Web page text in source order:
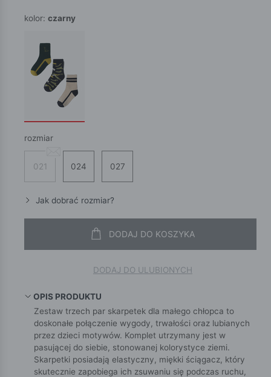
kolor: czarny
rozmiar
021 024 027
Jak dobrać rozmiar?
DODAJ DO KOSZYKA
DODAJ DO ULUBIONYCH
OPIS PRODUKTU
Zestaw trzech par skarpetek dla małego chłopca to
doskonałe połączenie wygody, trwałości oraz lubianych
przez dzieci motywów. Komplet utrzymany jest w
pasującej do siebie, stonowanej kolorystyce ziemi.
Skarpetki posiadają elastyczny, miękki ściągacz, który
skutecznie zapobiega ich zsuwaniu się podczas ruchu,